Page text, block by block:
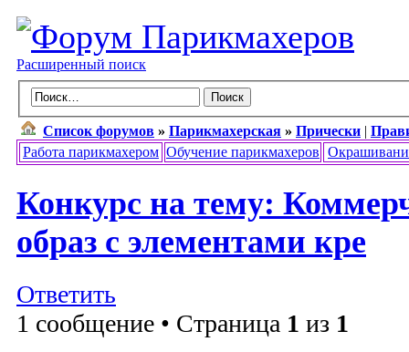
Расширенный поиск
Список форумов » Парикмахерская » Прически |
Работа парикмахером Обучение парикмахеров
Конкурс на тему:
образ с элементами кре
Ответить
1 сообщение • Страница 1 из 1